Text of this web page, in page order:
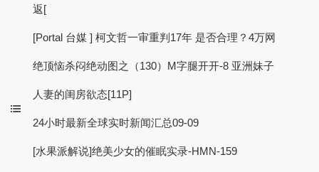
返[
[Portal 台媒 ] 柯文哲一审重判17年 是否合理？4万网
绝顶恼杀闷绝动图之（130）M字腿开开-8 亚洲妹子
人妻的闺房欲态[11P]
24小时最新全球实时新闻汇总09-09
[水果派解说]绝美少女的催眠实录-HMN-159